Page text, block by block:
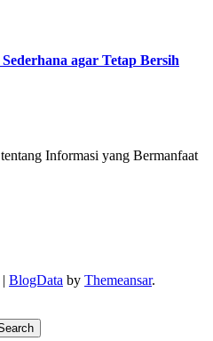
agar Tetap Bersih
Informasi yang Bermanfaat
| BlogData by Themeansar.